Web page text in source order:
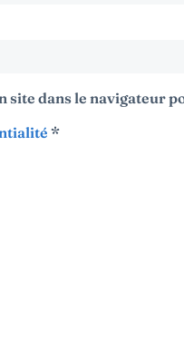
site dans le navigateur
*